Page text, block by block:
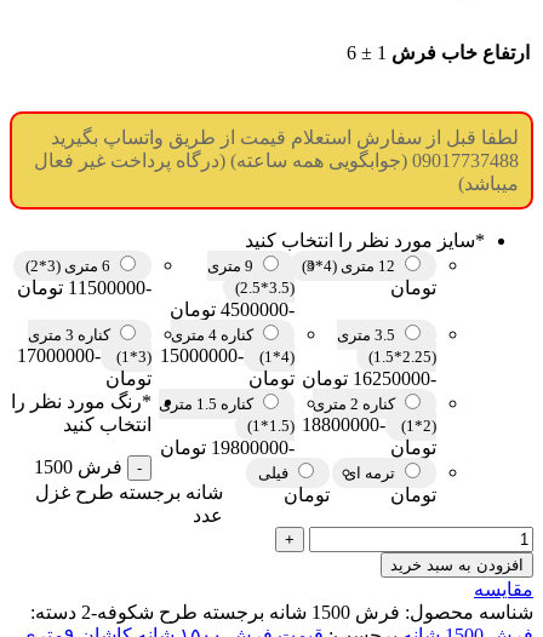
ارتفاع خاب فرش 1 ± 6
لطفا قبل از سفارش استعلام قیمت از طریق واتساپ بگیرید
09017737488 (جوابگویی همه ساعته) (درگاه پرداخت غیر فعال
میباشد)
*سایز مورد نظر را انتخاب کنید
12 متری (4*3)
تومان
9 متری
(3.5*2.5)
-4500000 تومان
6 متری (3*2)
-11500000 تومان
3.5 متری
(2.25*1.5)
-16250000 تومان
کناره 4 متری
(4*1)
-15000000
تومان
کناره 3 متری
(3*1)
-17000000
تومان
کناره 2 متری
(2*1)
-18800000
تومان
کناره 1.5 متری
(1.5*1)
-19800000 تومان
*رنگ مورد نظر را
انتخاب کنید
ترمه ای
تومان
فیلی
تومان
فرش 1500
شانه برجسته طرح غزل
عدد
افزودن به سبد خرید
مقایسه
شناسه محصول: فرش 1500 شانه برجسته طرح شکوفه-2
دسته: